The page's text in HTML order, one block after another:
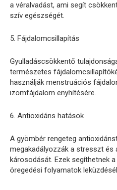
a véralvadást, ami segít
szív egészségét.
5. Fájdalomcsillapítás
Gyulladáscsökkentő
természetes
használják menstruációs
izomfájdalom enyhítésére.
6. Antioxidáns hatások
A gyömbér rengeteg
megakadályozzák a stresszt és
károsodását. Ezek segíthetnek
öregedési folyamatok